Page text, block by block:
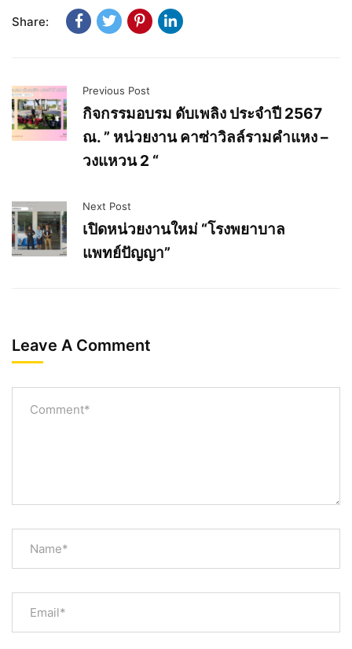
Share:
Previous Post
กิจกรรมอบรม ดับเพลิง ประจำปี 2567
ณ. ” หน่วยงาน คาซ่าวิลล์รามคำแหง –
วงแหวน 2 “
Next Post
เปิดหน่วยงานใหม่ “โรงพยาบาล
แพทย์ปัญญา”
Leave A Comment